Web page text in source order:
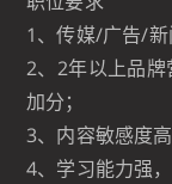
1、传媒/广告/新
2、2年以上品
加分；
3、内容敏感度
4、学习能力强